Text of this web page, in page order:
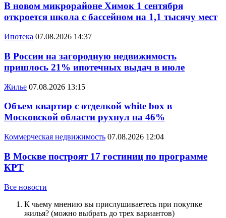
В новом микрорайоне Химок 1 сентября
откроется школа с бассейном на 1,1 тысячу мест
Ипотека 07.08.2026 14:37
В России на загородную недвижимость
пришлось 21% ипотечных выдач в июле
Жилье 07.08.2026 13:15
Объем квартир с отделкой white box в
Московской области рухнул на 46%
Коммерческая недвижимость 07.08.2026 12:04
В Москве построят 17 гостиниц по программе
КРТ
Все новости
К чьему мнению вы прислушиваетесь при покупке
жилья? (можно выбрать до трех вариантов)